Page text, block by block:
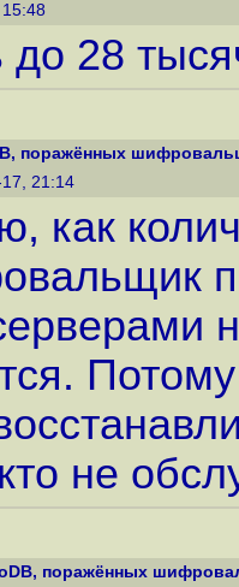
до 28
поражённых
21:14
как
не
поражённых